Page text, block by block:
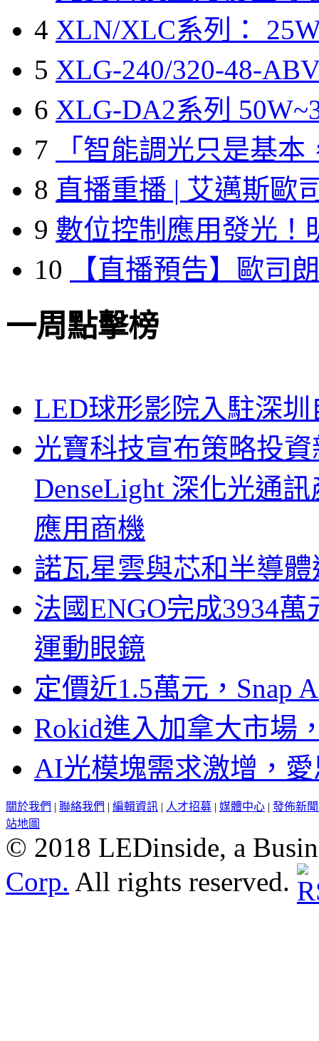
4 XLN/XLC系列：
5 XLG-240/320-48-
6 XLG-DA2系列
7
「智能調光只是基本
8 直播重播 | 艾邁斯歐
9 數位控制應用發光！
10
【直播預告】歐司
一周點擊榜
LED球形影院入駐深
光寶科技宣布策略投
DenseLight 深化光通
應用商機
諾瓦星雲與芯和半導
法國ENGO完成3934
運動眼鏡
定價近1.5萬元，Snap
Rokid進入加拿大市場
AI光模塊需求激增，
關於我們 | 聯絡我們 | 編輯資訊 | 人才招募 | 媒體中心 | 發佈新
站地圖
© 2018 LEDinside, a
Corp. All rights reserved.